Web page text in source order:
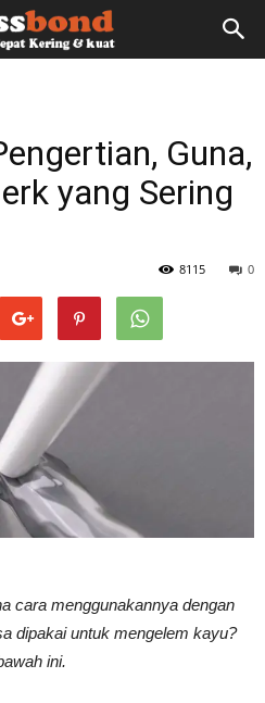
Guna,
yang Sering
0
8115
cara menggunakannya dengan
dipakai untuk mengelem kayu?
ini.